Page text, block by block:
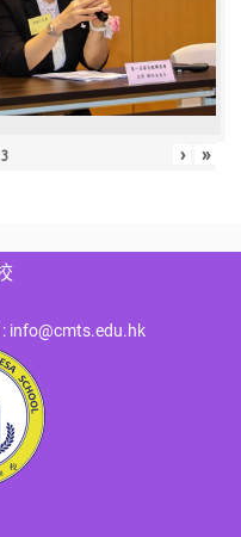
3 › »
info@cmts.edu.hk